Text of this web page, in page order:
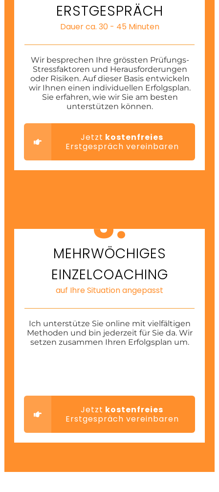
ERSTGESPRÄCH
Dauer ca. 30 - 45 Minuten
Wir besprechen Ihre grössten Prüfungs-
Stressfaktoren und Herausforderungen
oder Risiken. Auf dieser Basis entwickeln
wir Ihnen einen individuellen Erfolgsplan.
Sie erfahren, wie wir Sie am besten
unterstützen können.
Jetzt kostenfreies
Erstgespräch vereinbaren
3.
MEHRWÖCHIGES
EINZELCOACHING
auf Ihre Situation angepasst
Ich unterstütze Sie online mit vielfältigen
Methoden und bin jederzeit für Sie da. Wir
setzen zusammen Ihren Erfolgsplan um.
Jetzt kostenfreies
Erstgespräch vereinbaren